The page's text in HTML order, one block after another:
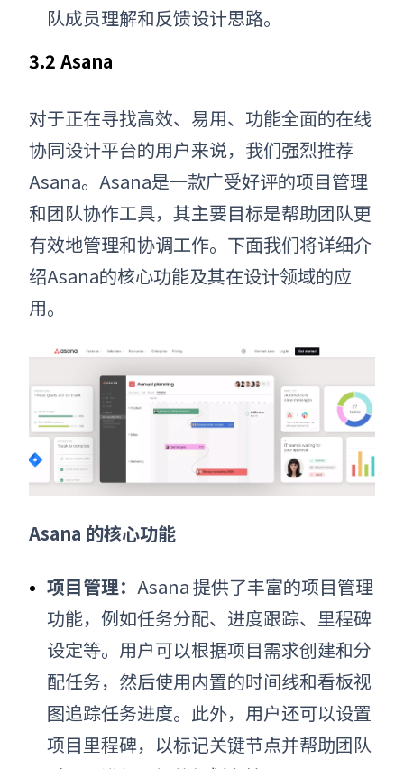
队成员理解和反馈设计思路。
3.2 Asana
对于正在寻找高效、易用、功能全面的在线
协同设计平台的用户来说，我们强烈推荐
Asana。Asana是一款广受好评的项目管理
和团队协作工具，其主要目标是帮助团队更
有效地管理和协调工作。下面我们将详细介
绍Asana的核心功能及其在设计领域的应
用。
Asana 的核心功能
项目管理： Asana 提供了丰富的项目管理
功能，例如任务分配、进度跟踪、里程碑
设定等。用户可以根据项目需求创建和分
配任务，然后使用内置的时间线和看板视
图追踪任务进度。此外，用户还可以设置
项目里程碑，以标记关键节点并帮助团队